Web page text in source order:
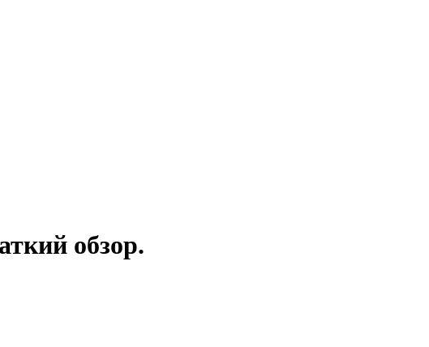
обзор.